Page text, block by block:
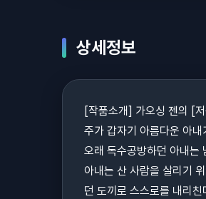
상세정보
[작품소개] 가오싱 젠의 [
주가 갑자기 아름다운 아
오래 독수공방하던 아내는
아내는 산 사람을 살리기
던 도끼로 스스로를 내리